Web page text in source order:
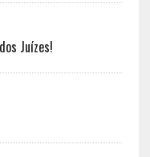
Juízes!